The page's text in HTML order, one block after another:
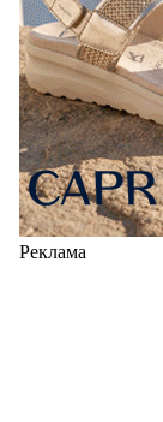
Реклама